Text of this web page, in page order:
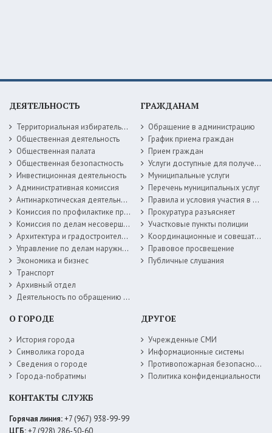
ДЕЯТЕЛЬНОСТЬ
Территориальная избирательная комиссия
Общественная деятельность
Общественная палата
Общественная безопастность
Инвестиционная деятельность
Административная комиссия
Антинаркотическая деятельность
Комиссия по профилактике правонарушений
Комиссия по делам несовершеннолетних
Архитектура и градостроительство
Управление по делам наружной рекламы
Экономика и бизнес
Транспорт
Архивный отдел
Деятельность по обращению с животными без владельцев
ГРАЖДАНАМ
Обращение в администрацию
График приема граждан
Прием граждан
Услуги доступные для получения в электронной форме
Муниципальные услуги
Перечень муниципальных услуг
Правила и условия участия в жилищных программах
Прокуратура разъясняет
Участковые пункты полиции
Координационные и совещательные органы
Правовое просвещение
Публичные слушания
О ГОРОДЕ
История города
Символика города
Сведения о городе
Города-побратимы
ДРУГОЕ
Учрежденные СМИ
Информационные системы
Противопожарная безопасность
Политика конфиденциальности
КОНТАКТЫ СЛУЖБ
Горячая линия:+7 (967) 938-99-99